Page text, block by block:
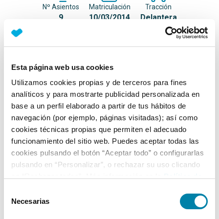
Esta página web usa cookies
Utilizamos cookies propias y de terceros para fines
analíticos y para mostrarte publicidad personalizada en
base a un perfil elaborado a partir de tus hábitos de
navegación (por ejemplo, páginas visitadas); así como
cookies técnicas propias que permiten el adecuado
funcionamiento del sitio web. Puedes aceptar todas las
cookies pulsando el botón “Aceptar todo” o configurarlas
pulsando en “Personalizar”, o rechazar su uso clicando
Necesarias
Nº Asientos
9
Matriculación
10/03/2014
Tracción
Delantera
Exterior
Interior
Seguridad